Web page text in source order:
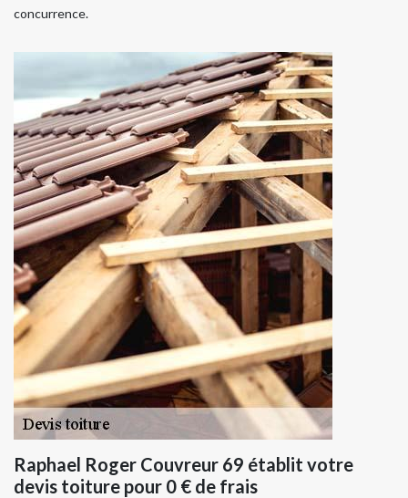
concurrence.
Raphael Roger Couvreur 69 établit votre
devis toiture pour 0 € de frais